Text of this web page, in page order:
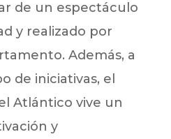
de un espectáculo
y realizado por
Además, a
de iniciativas, el
Atlántico vive un
y